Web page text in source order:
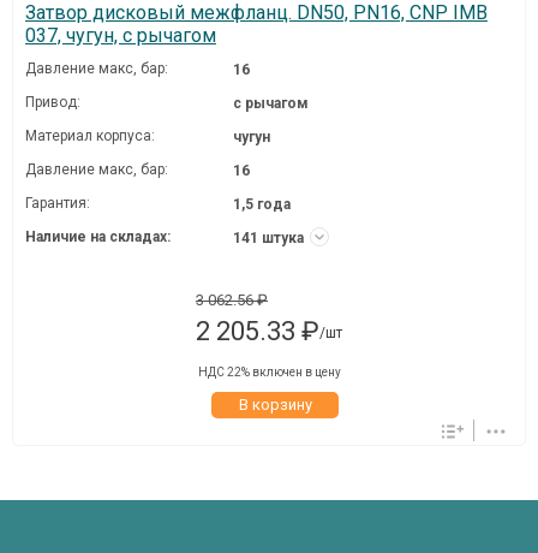
Затвор дисковый межфланц. DN50, PN16, CNP IMB
037, чугун, с рычагом
Давление макc, бар:
16
Привод:
с рычагом
Материал корпуса:
чугун
Давление макc, бар:
16
Гарантия:
1,5 года
Наличие на складах:
141 штука
3 062.56 ₽
2 205.33 ₽/шт
НДС 22% включен в цену
В корзину